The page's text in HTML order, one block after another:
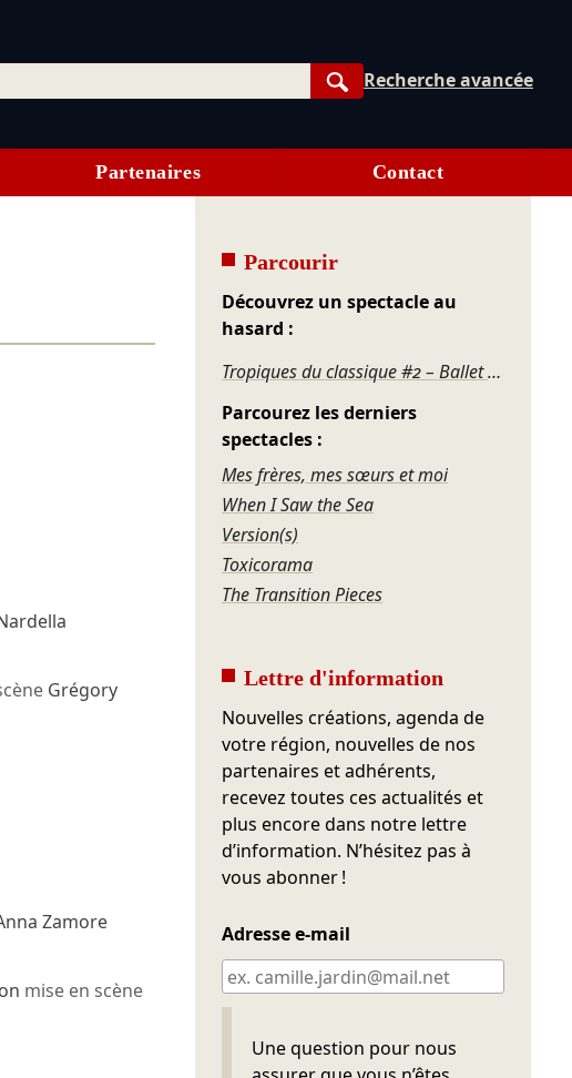
Rechercher
Recherche avancée
Partenaires Contact
Grégory
Zamore
mise en scène
Parcourir
Découvrez un spectacle au
hasard :
Tropiques du classique #2 – Ballet National de Caracas
Parcourez les derniers
spectacles :
Mes frères, mes sœurs et moi
When I Saw the Sea
Version(s)
Toxicorama
The Transition Pieces
Lettre d'information
Nouvelles créations, agenda de
votre région, nouvelles de nos
partenaires et adhérents,
recevez toutes ces actualités et
plus encore dans notre lettre
d’information. N’hésitez pas à
vous abonner !
Adresse e-mail
Une question pour nous
Ne pas remplir